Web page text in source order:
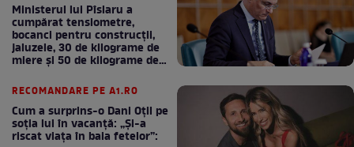
Ministerul lui Pîslaru a
cumpărat tensiometre,
bocanci pentru construcții,
jaluzele, 30 de kilograme de
miere și 50 de kilograme de
RECOMANDARE PE A1.RO
Cum a surprins-o Dani Oțil pe
soția lui în vacanță: „Și-a
riscat viața în baia fetelor”: